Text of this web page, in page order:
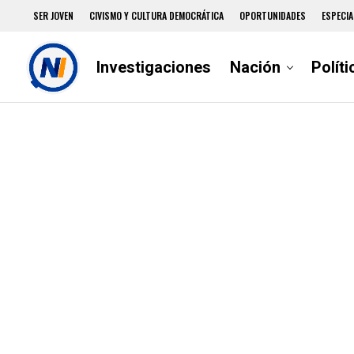
SER JOVEN CIVISMO Y CULTURA DEMOCRÁTICA OPORTUNIDADES
Investigaciones Nación